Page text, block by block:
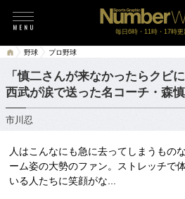
毎日6時・11時・17時更
野球 プロ野球
「慎二さんが来なかったらクビに
西武が涙で送った名コーチ・森慎
市川忍
人はこんなにも急に去ってしまうもの
ーム姿の大勢のファン。ストレッチで
いる人たちに笑顔がな...